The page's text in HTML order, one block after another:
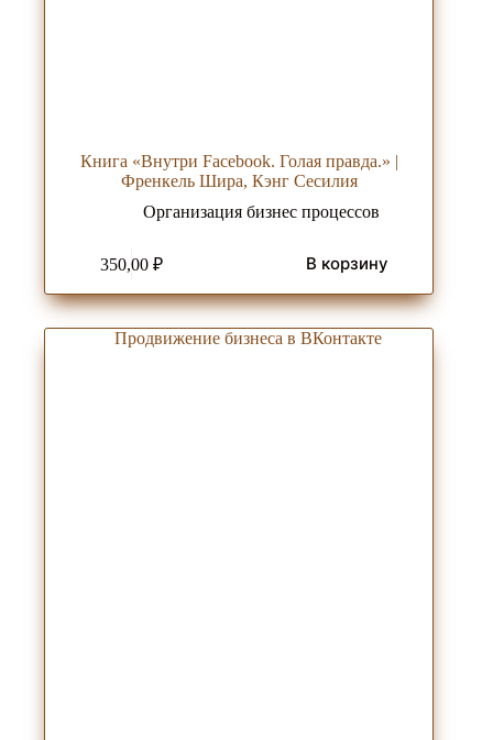
Книга «Внутри Facebook. Голая правда.» |
Френкель Шира, Кэнг Сесилия
Организация бизнес процессов
350,00 ₽ В корзину